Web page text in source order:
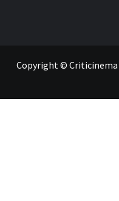
Copyright © Criticinema